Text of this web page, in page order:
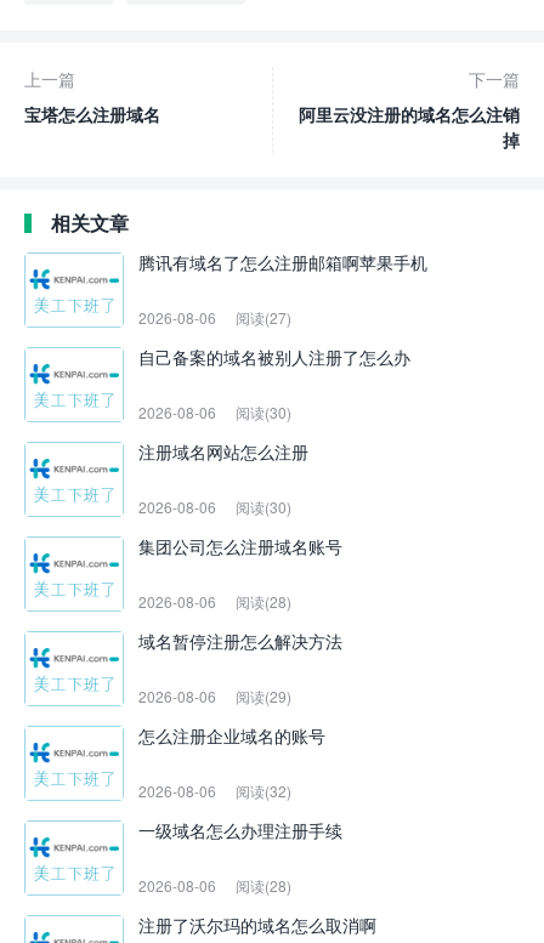
上一篇
宝塔怎么注册域名
下一篇
阿里云没注册的域名怎么注销
掉
相关文章
腾讯有域名了怎么注册邮箱啊苹果手机
2026-08-06 阅读(27)
自己备案的域名被别人注册了怎么办
2026-08-06 阅读(30)
注册域名网站怎么注册
2026-08-06 阅读(30)
集团公司怎么注册域名账号
2026-08-06 阅读(28)
域名暂停注册怎么解决方法
2026-08-06 阅读(29)
怎么注册企业域名的账号
2026-08-06 阅读(32)
一级域名怎么办理注册手续
2026-08-06 阅读(28)
注册了沃尔玛的域名怎么取消啊